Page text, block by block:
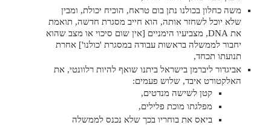
משה כחלון בכולנו נתן בום טראח, הוכיח יכולת, ומבין
שלא יוכל לשחזר אותה, הוא חייב מסגרת חדשה, תואמת
את DNA, מצביעיו הימניים [אין שום סיכוי או מצב שהוא
יחבור לממשלה בראשות עבודה במסגרת 'כולנו'] אחרת
תנועתו תכחד,
אביגדור ליברמן בישראל ביתנו שואף להיות רלוונטי, את
האלקטורט איבד, שלוש פעמים:
קטן לשישה מנדטים,
מפלגתו מוכת פלילים,
ביאס את בוחריו בכך שלא נכנס לממשלה